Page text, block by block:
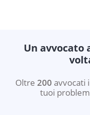
Un avvocato
Oltre 200 avvocati
tuoi